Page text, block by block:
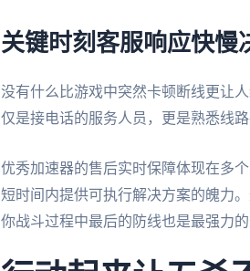
关键时刻客服响应快慢
没有什么比游戏中突然卡顿断线更让
仅是接电话的服务人员，更是熟悉线路
优秀加速器的售后实时保障体现在多
短时间内提供可执行解决方案的魄力
你战斗过程中最后的防线也是最强力的